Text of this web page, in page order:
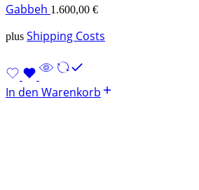
Gabbeh 1.600,00 €
plus Shipping Costs
In den Warenkorb